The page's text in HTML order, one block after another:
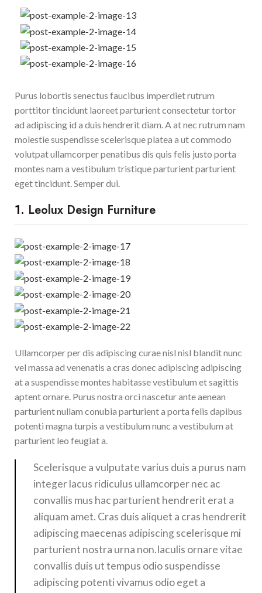
Purus lobortis senectus faucibus imperdiet rutrum
porttitor tincidunt laoreet parturient consectetur tortor
ad adipiscing id a duis hendrerit diam. A at nec rutrum nam
molestie suspendisse scelerisque platea a ut commodo
volutpat ullamcorper penatibus dis quis felis justo porta
montes nam a vestibulum tristique parturient parturient
eget tincidunt. Semper dui.
1. Leolux Design Furniture
Ullamcorper per dis adipiscing curae nisl nisl blandit nunc
vel massa ad venenatis a cras donec adipiscing adipiscing
at a suspendisse montes habitasse vestibulum et sagittis
aptent ornare. Purus nostra orci nascetur ante aenean
parturient nullam conubia parturient a porta felis dapibus
potenti magna turpis a vestibulum nunc a vestibulum at
parturient leo feugiat a.
Scelerisque a vulputate varius duis a purus nam
integer lacus ridiculus ullamcorper nec ac
convallis mus hac parturient hendrerit erat a
aliquam amet. Cras duis aliquet a cras hendrerit
adipiscing maecenas adipiscing scelerisque mi
parturient nostra urna non.Iaculis ornare vitae
convallis duis ut tempus odio suspendisse
adipiscing potenti vivamus odio eget a